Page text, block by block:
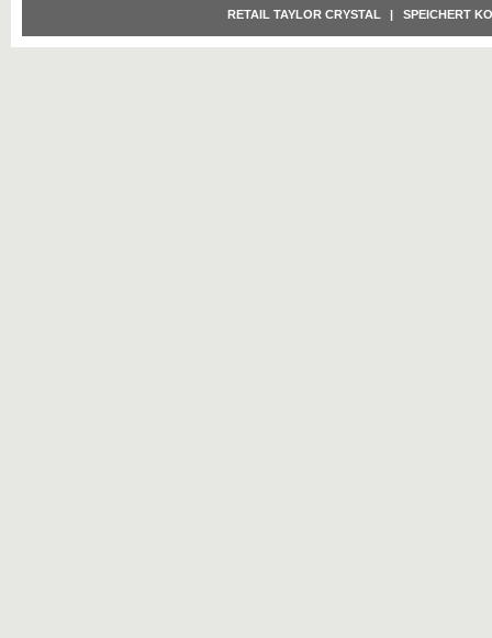
RETAIL TAYLOR CRYSTAL | SPEICHERT